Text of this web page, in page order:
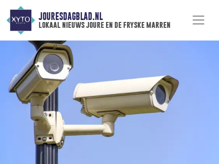
JOURESDAGBLAD.NL
lokaal nieuws joure en de fryske marren